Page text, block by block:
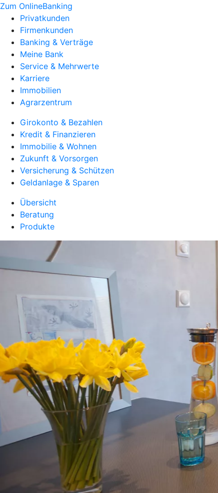
Zum OnlineBanking
Privatkunden
Firmenkunden
Banking & Verträge
Meine Bank
Service & Mehrwerte
Karriere
Immobilien
Agrarzentrum
Girokonto & Bezahlen
Kredit & Finanzieren
Immobilie & Wohnen
Zukunft & Vorsorgen
Versicherung & Schützen
Geldanlage & Sparen
Übersicht
Beratung
Produkte